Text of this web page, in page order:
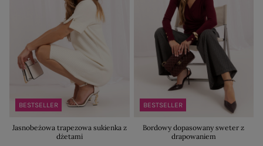
BESTSELLER
Jasnobeżowa trapezowa sukienka z
dżetami
BESTSELLER
Bordowy dopasowany sweter z
drapowaniem